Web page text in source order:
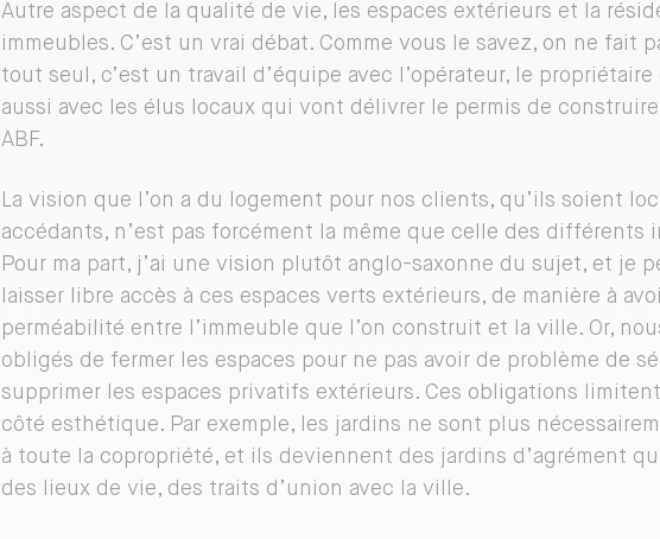
Autre aspect de la qualité de vie, les espaces extérieurs et la
immeubles. C’est un vrai débat. Comme vous le savez, on ne fait
tout seul, c’est un travail d’équipe avec l’opérateur, le
aussi avec les élus locaux qui vont délivrer le permis de
ABF.
La vision que l’on a du logement pour nos clients, qu’ils soient
accédants, n’est pas forcément la même que celle des différents
Pour ma part, j’ai une vision plutôt anglo-saxonne du sujet, et je
laisser libre accès à ces espaces verts extérieurs, de manière à
perméabilité entre l’immeuble que l’on construit et la ville. Or,
obligés de fermer les espaces pour ne pas avoir de problème de
supprimer les espaces privatifs extérieurs. Ces obligations
côté esthétique. Par exemple, les jardins ne sont plus
à toute la copropriété, et ils deviennent des jardins d’agrément
des lieux de vie, des traits d’union avec la ville.